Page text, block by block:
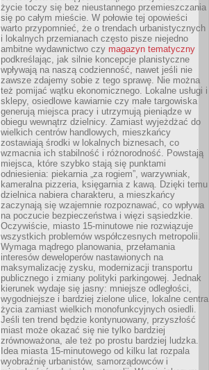
życie toczy się bez nieustannego przemieszczania
się po całym mieście. W połowie tej opowieści
warto przypomnieć, że o trendach urbanistycznych
i lokalnych przemianach często pisze niejedno
ambitne wydawnictwo czy magazyn tematyczny
podkreślając, jak silnie koncepcje planistyczne
wpływają na naszą codzienność, nawet jeśli nie
zawsze zdajemy sobie z tego sprawę. Nie można
też pomijać wątku ekonomicznego. Lokalne usługi i
sklepy, osiedlowe kawiarnie czy małe targowiska
generują miejsca pracy i utrzymują pieniądze w
obiegu wewnątrz dzielnicy. Zamiast wyjeżdżać do
wielkich centrów handlowych, mieszkańcy
zostawiają środki w lokalnych biznesach, co
wzmacnia ich stabilność i różnorodność. Powstają
miejsca, które szybko stają się punktami
odniesienia: piekarnia „za rogiem”, warzywniak,
kameralna pizzeria, księgarnia z kawą. Dzięki temu
dzielnica nabiera charakteru, a mieszkańcy
zaczynają się wzajemnie rozpoznawać, co wpływa
na poczucie bezpieczeństwa i więzi sąsiedzkie.
Oczywiście, miasto 15-minutowe nie rozwiązuje
wszystkich problemów współczesnych metropolii.
Wymaga mądrego planowania, przełamania
interesów deweloperów nastawionych na
maksymalizację zysku, modernizacji transportu
publicznego i zmiany polityki parkingowej. Jednak
kierunek wydaje się jasny: mniejsze odległości,
wygodniejsze i bardziej zielone ulice, lokalne centra
życia zamiast wielkich monofunkcyjnych osiedli.
Jeśli ten trend będzie kontynuowany, przyszłość
miast może okazać się nie tylko bardziej
zrównoważona, ale też po prostu bardziej ludzka.
Idea miasta 15-minutowego od kilku lat rozpala
wyobraźnię urbanistów, samorządowców i